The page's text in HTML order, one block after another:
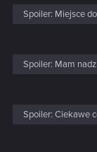
Spoiler: Miejsce
Spoiler: Mam
Spoiler: Ciekawe